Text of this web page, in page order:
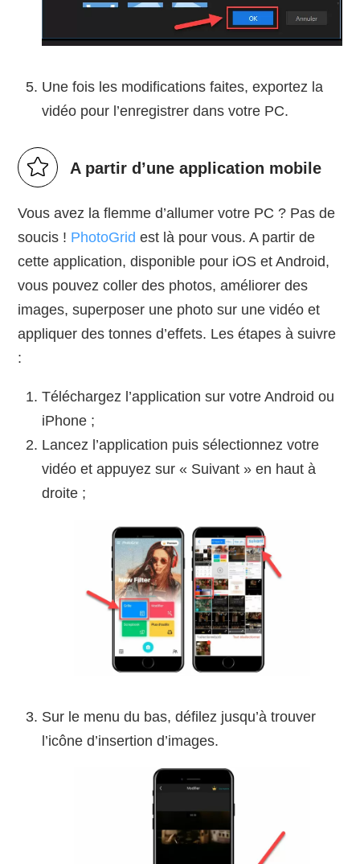
Une fois les modifications faites, exportez la
vidéo pour l’enregistrer dans votre PC.
A partir d’une application mobile
Vous avez la flemme d’allumer votre PC ? Pas de
soucis ! PhotoGrid est là pour vous. A partir de
cette application, disponible pour iOS et Android,
vous pouvez coller des photos, améliorer des
images, superposer une photo sur une vidéo et
appliquer des tonnes d’effets. Les étapes à suivre
:
Téléchargez l’application sur votre Android ou
iPhone ;
Lancez l’application puis sélectionnez votre
vidéo et appuyez sur « Suivant » en haut à
droite ;
Sur le menu du bas, défilez jusqu’à trouver
l’icône d’insertion d’images.